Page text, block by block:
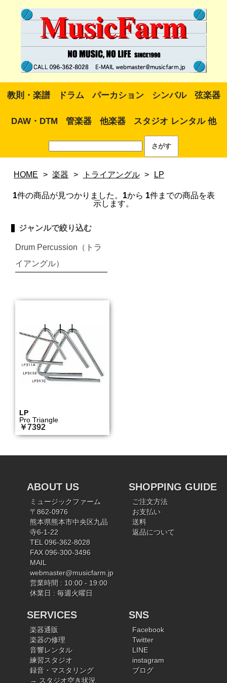
教則・楽譜 ドラム パーカション シンバル 弦楽器
DAW・DTM 管楽器 他楽器 スタジオ レンタル 他
HOME > 楽器 > トライアングル > LP
1件の商品が見つかりました。 1から 1件までの商品を表
示します。
ジャンルで絞り込む
Drum Percussion（トラ
イアングル）
LP
Pro Triangle
￥7392
ABOUT US
ミュージックファーム
〒862-0976
熊本県熊本市中央区九品
寺6-1-22
TEL 096-362-8028
FAX 096-300-3496
MAIL
webmaster@musicfarm.jp
営業時間 : 10:00 - 19:00
休業日 : 毎週火曜日
SHOPPING GUIDE
ご注文方法
お支払い
送料
返品について
SERVICES
楽器通販
楽器の修理
音響レンタル
練習スタジオ
録音・マスタリング
→ スタジオ空き状況
SNS
Facebook
Twitter
LINE
instagram
ブログ